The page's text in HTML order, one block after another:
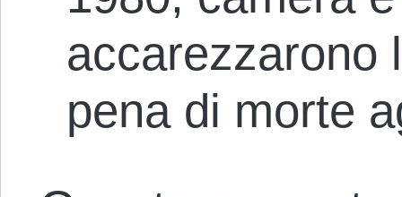
accarezzarono
pena di morte